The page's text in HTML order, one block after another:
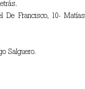
De Francisco, 10- Matías
Salguero.